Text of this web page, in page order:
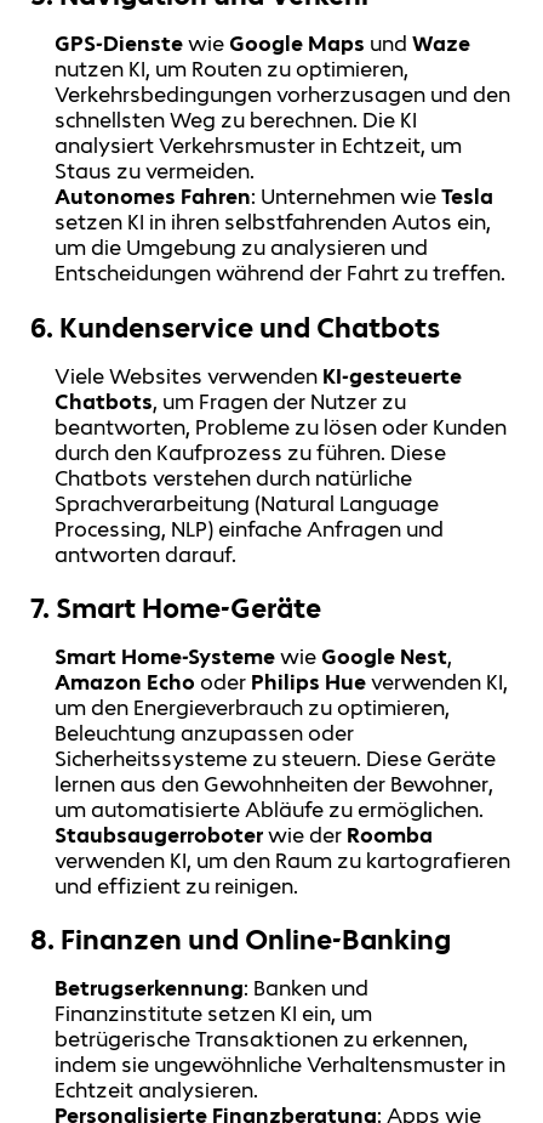
GPS-Dienstewie Google Maps undWaze
nutzen KI, um Routen zu optimieren,
Verkehrsbedingungen vorherzusagen und den
schnellsten Weg zu berechnen. Die KI
analysiert Verkehrsmuster in Echtzeit, um
Staus zu vermeiden.
Autonomes Fahren: Unternehmen wieTesla
setzen KI in ihren selbstfahrenden Autos ein,
um die Umgebung zu analysieren und
Entscheidungen während der Fahrt zu treffen.
6. Kundenservice und Chatbots
Viele Websites verwenden KI-gesteuerte
Chatbots, um Fragen der Nutzer zu
beantworten, Probleme zu lösen oder Kunden
durch den Kaufprozess zu führen. Diese
Chatbots verstehen durch natürliche
Sprachverarbeitung (Natural Language
Processing, NLP) einfache Anfragen und
antworten darauf.
7. Smart Home-Geräte
Smart Home-Systemewie Google Nest,
Amazon Echo oder Philips Hueverwenden KI,
um den Energieverbrauch zu optimieren,
Beleuchtung anzupassen oder
Sicherheitssysteme zu steuern. Diese Geräte
lernen aus den Gewohnheiten der Bewohner,
um automatisierte Abläufe zu ermöglichen.
Staubsaugerroboterwie der Roomba
verwenden KI, um den Raum zu kartografieren
und effizient zu reinigen.
8. Finanzen und Online-Banking
Betrugserkennung: Banken und
Finanzinstitute setzen KI ein, um
betrügerische Transaktionen zu erkennen,
indem sie ungewöhnliche Verhaltensmuster in
Echtzeit analysieren.
Personalisierte Finanzberatung: Apps wie